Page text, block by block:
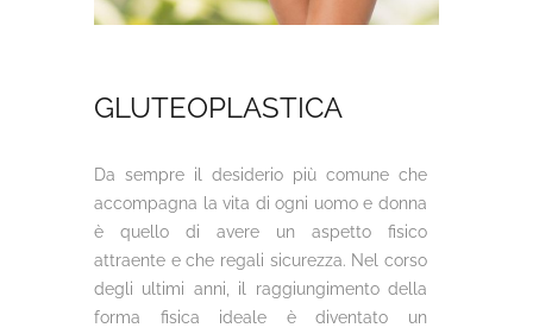
GLUTEOPLASTICA
Da sempre il desiderio più comune che
accompagna la vita di ogni uomo e donna
è quello di avere un aspetto fisico
attraente e che regali sicurezza. Nel corso
degli ultimi anni, il raggiungimento della
forma fisica ideale è diventato un